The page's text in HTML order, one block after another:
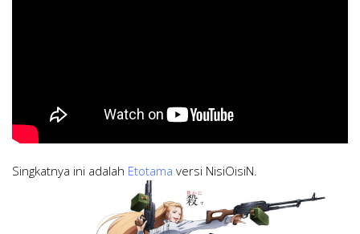
Singkatnya ini adalah Etotama versi NisiOisiN.